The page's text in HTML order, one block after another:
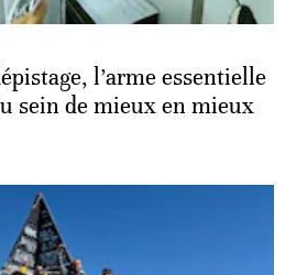
l’arme essentielle
sein de mieux en mieux